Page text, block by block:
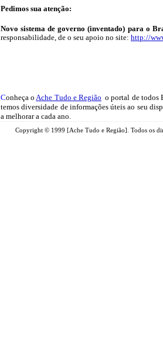
Pedimos sua atenção:
Novo sistema de governo (inventado) para o
responsabilidade, de o seu apoio no site: http://
Conheça oAche Tudo e Região o portal de todos
temosdiversidade de informações úteis ao seu
a melhorar a cada ano.
Copyright © 1999 [Ache Tudo e Região]. Todos os